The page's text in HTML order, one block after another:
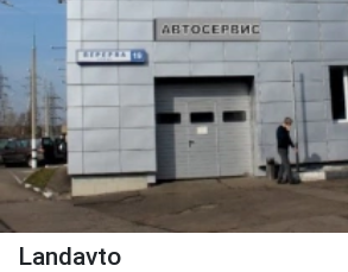
Landavto